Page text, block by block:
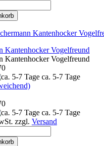
Kantenhocker Vogelfreund
Kantenhocker Vogelfreund
ca. 5-7 Tage
ca. 5-7 Tage
zzgl. Versand